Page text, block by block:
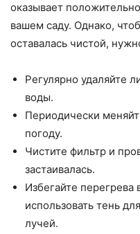
оказывает
вашем саду. Однако,
оставалась чистой,
Регулярно удаляйте
воды.
Периодически
погоду.
Чистите фильтр и
застаивалась.
Избегайте
использовать тень
лучей.